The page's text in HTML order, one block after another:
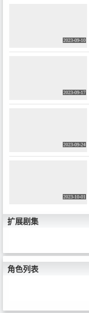
2023-09-10
2023-09-17
2023-09-24
2023-10-01
扩展剧集
角色列表